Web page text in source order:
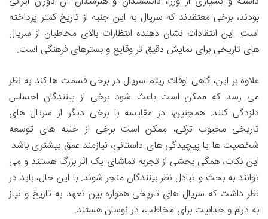
بودند، برخی معتقدند که سریال به این جنبه از تاریخ کمتر پرداخته
است. این انتقادات نشان دهنده انتظارات بالای مخاطبان از سریال
های تاریخی برای نمایش دقیق تر وقایع و بسترهای فرهنگی است.
علاوه بر این، گاهی اوقات ریتم سریال در برخی قسمت ها کند به نظر
می رسد که ممکن است باعث شود برخی از بینندگان احساس
دلزدگی کنند. همچنین، در مقایسه با برخی دیگر از سریال های
تاریخی محبوب ترکی، ممکن است برخی از جنبه های توسعه
شخصیت ها یا پیچیدگی های داستانی، نیازمند عمق بیشتری باشد.
این نکات، همگی بخشی از تجربه تماشای یک اثر بزرگ هستند و می
توانند به بحث و تبادل نظر بینندگان منجر شوند. با این حال، باید در
نظر داشت که سریال های تاریخی همواره بین تعهد به تاریخ و نیاز
به درام و جذابیت برای مخاطب، در نوسان هستند.